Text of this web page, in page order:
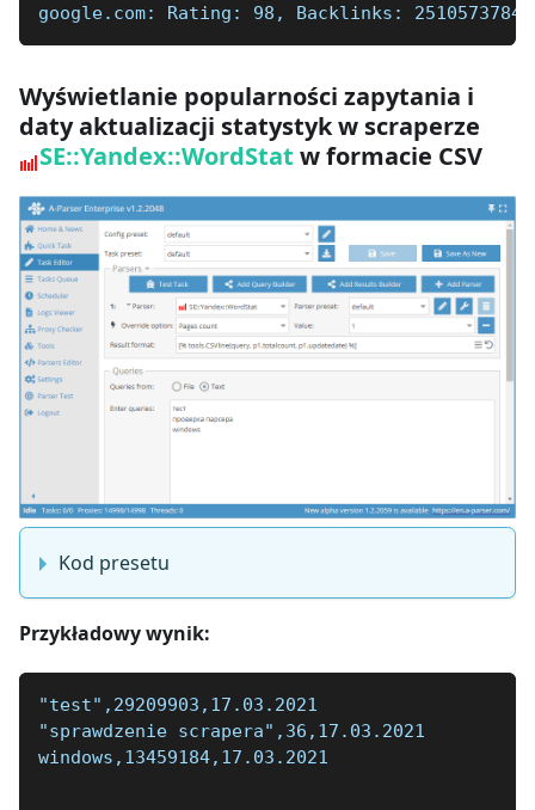
google.com: Rating: 98, Backlinks:
Wyświetlanie popularności zapytania i
daty aktualizacji statystyk w scraperze
SE::Yandex::WordStat w formacie CSV
Kod presetu
Przykładowy wynik:
"test",29209903,17.03.2021
"sprawdzenie scrapera",36,17.03.2021
windows,13459184,17.03.2021